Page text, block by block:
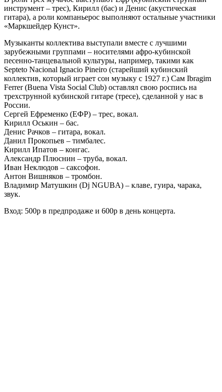
инструмент – трес), Кирилл (бас) и Денис (акустическая
гитара), а роли компаньерос выполняют остальные участники
«Маркшейдер Кунст».
Музыканты коллектива выступали вместе с лучшими
зарубежными группами – носителями афро-кубинской
песенно-танцевальной культуры, например, такими как
Septeto Nacional Ignacio Pineiro (старейший кубинский
коллектив, который играет сон музыку с 1927 г.) Сам Ibragim
Ferrer (Buena Vista Social Club) оставлял свою роспись на
трехструнной кубинской гитаре (тресе), сделанной у нас в
России.
Сергей Ефременко (ЕФР) – трес, вокал.
Кирилл Оськин – бас.
Денис Рачков – гитара, вокал.
Данил Прокопьев – тимбалес.
Кирилл Ипатов – конгас.
Александр Плюснин – труба, вокал.
Иван Неклюдов – саксофон.
Антон Вишняков – тромбон.
Владимир Матушкин (Dj NGUBA) – клаве, гуира, чарака,
звук.
Вход: 500р в предпродаже и 600р в день концерта.